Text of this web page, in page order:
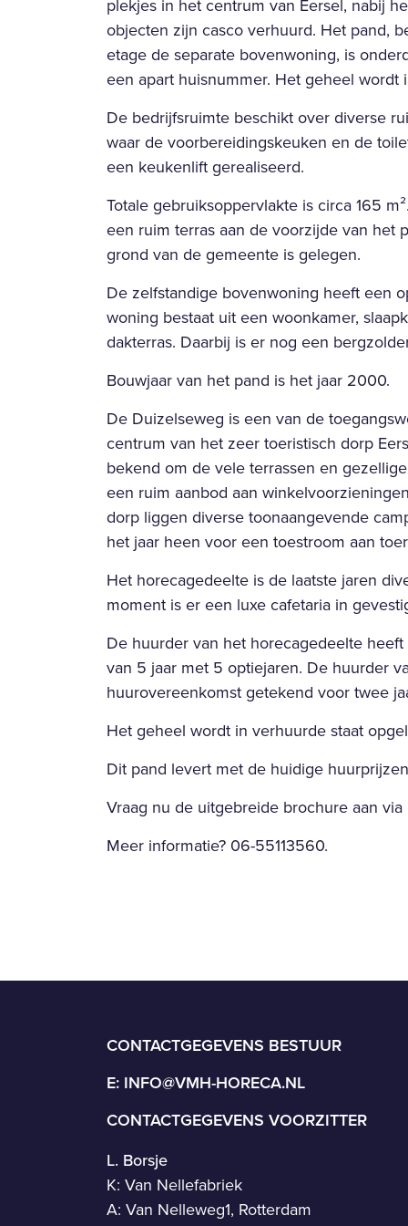
plekjes in het centrum van Eersel, nabij
objecten zijn casco verhuurd. Het pand,
etage de separate bovenwoning, is
een apart huisnummer. Het geheel wordt
De bedrijfsruimte beschikt over diverse
waar de voorbereidingskeuken en de
een keukenlift gerealiseerd.
Totale gebruiksoppervlakte is circa 165
een ruim terras aan de voorzijde van het
grond van de gemeente is gelegen.
De zelfstandige bovenwoning heeft een
woning bestaat uit een woonkamer,
dakterras. Daarbij is er nog een
Bouwjaar van het pand is het jaar 2000.
De Duizelseweg is een van de
centrum van het zeer toeristisch dorp
bekend om de vele terrassen en
een ruim aanbod aan
dorp liggen diverse toonaangevende
het jaar heen voor een toestroom aan
Het horecagedeelte is de laatste jaren
moment is er een luxe cafetaria in
De huurder van het horecagedeelte
van 5 jaar met 5 optiejaren. De huurder
huurovereenkomst getekend voor twee
Het geheel wordt in verhuurde staat
Dit pand levert met de huidige
Vraag nu de uitgebreide brochure aan via
Meer informatie? 06-55113560.
CONTACTGEGEVENS BESTUUR
E: INFO@VMH-HORECA.NL
CONTACTGEGEVENS VOORZITTER
L. Borsje
K: Van Nellefabriek
A: Van Nelleweg1, Rotterdam